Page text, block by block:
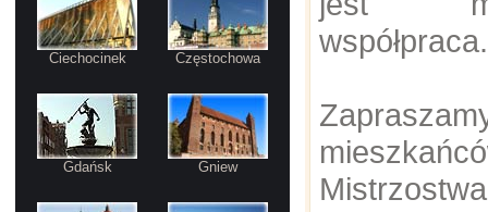
Ciechocinek Częstochowa
Gdańsk Gniew
współpraca.